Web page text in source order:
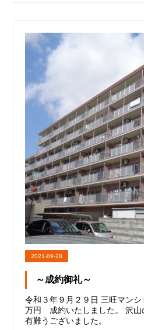
2021-09-28
～成約御礼～
令和３年９月２９日 三旺マン
万円 成約いたしました。 沢山
有難うございました。